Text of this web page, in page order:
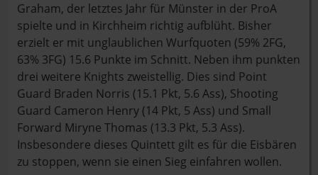
Graham, der letztes Jahr für Münster in der ProA
spielte und in Kirchheim richtig aufblüht. Bisher
erzielt er mit unglaublichen Wurfquoten (59% 2FG,
63% 3FG) 15.6 Punkte im Schnitt. Neben ihm punkten
drei weitere Knights zweistellig. Dies sind Point
Guard Braden Norris (15.1 Pkt, 5.6 Ass), Shooting
Guard Cameron Henry (14 Pkt, 5 Ass) und Small
Forward Miryne Thomas (13.3 Pkt, 5.3 Ass).
Insbesondere dieses Quintett gilt es für die Eisbären
zu stoppen, wenn sie einen Sieg einfahren wollen.